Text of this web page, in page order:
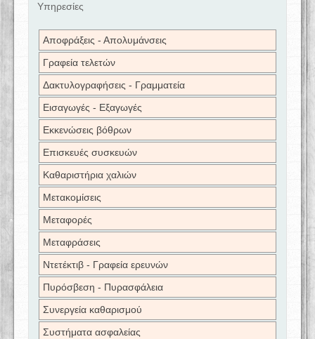
Υπηρεσίες
Αποφράξεις - Απολυμάνσεις
Γραφεία τελετών
Δακτυλογραφήσεις - Γραμματεία
Εισαγωγές - Εξαγωγές
Εκκενώσεις βόθρων
Επισκευές συσκευών
Καθαριστήρια χαλιών
Μετακομίσεις
Μεταφορές
Μεταφράσεις
Ντετέκτιβ - Γραφεία ερευνών
Πυρόσβεση - Πυρασφάλεια
Συνεργεία καθαρισμού
Συστήματα ασφαλείας